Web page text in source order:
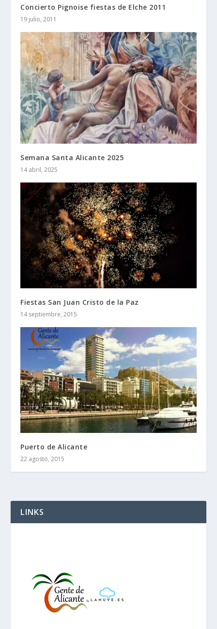
Concierto Pignoise fiestas de Elche 2011
19 julio, 2011
Semana Santa Alicante 2025
14 abril, 2025
Fiestas San Juan Cristo de la Paz
14 septiembre, 2015
Puerto de Alicante
22 agosto, 2015
LINKS